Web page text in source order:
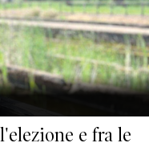
e fra le